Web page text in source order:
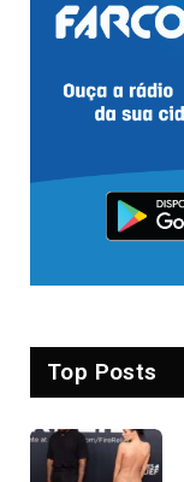
Top Posts